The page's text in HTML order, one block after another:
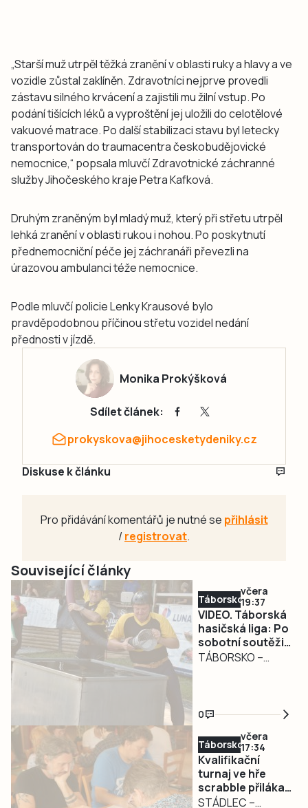
„Starší muž utrpěl těžká zranění v oblasti ruky a hlavy a ve
vozidle zůstal zaklíněn. Zdravotníci nejprve provedli
zástavu silného krvácení a zajistili mu žilní vstup. Po
podání tišících léků a vyproštění jej uložili do celotělové
vakuové matrace. Po další stabilizaci stavu byl letecky
transportován do traumacentra českobudějovické
nemocnice,“ popsala mluvčí Zdravotnické záchranné
služby Jihočeského kraje Petra Kafková.
Druhým zraněným byl mladý muž, který při střetu utrpěl
lehká zranění v oblasti rukou i nohou. Po poskytnutí
přednemocniční péče jej záchranáři převezli na
úrazovou ambulanci téže nemocnice.
Podle mluvčí policie Lenky Krausové bylo
pravděpodobnou příčinou střetu vozidel nedání
přednosti v jízdě.
Monika Prokýšková
Sdílet článek:
prokyskova@jihocesketydeniky.cz
Diskuse k článku
Pro přidávání komentářů je nutné se přihlásit
/registrovat.
Související články
Táborsko
včera
19:37
VIDEO. Táborská
hasičská liga: Po
sobotní soutěži
v Božejovicích a
TÁBORSKO –
kolo EMAS
Táborské
hasičské ligy v
požárních útocích.
Zbývají už tedy jen
tři poslední
0
Táborsko
včera
17:34
Kvalifikační
turnaj ve hře
scrabble přilákal
do Stádlce na
STÁDLEC –